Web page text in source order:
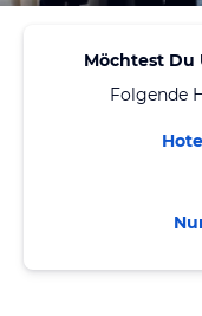
Möchtest Du
Folgende